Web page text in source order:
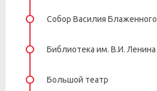
Собор Василия Блаженного
Библиотека им. В.И. Ленина
Большой театр